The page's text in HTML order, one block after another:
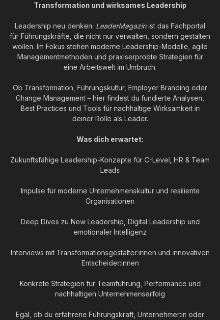
Transformation und wirksames Leadership
Leadership neu denken: LeaderMagazinist das Fachportal
für Führungskräfte, die nicht nur verwalten, sondern gestalten
wollen. Im Fokus stehen moderne Leadership-Modelle, agile
Managementmethoden und praxiserprobte Strategien für
eine Arbeitswelt im Umbruch.
Ob Transformation, Führungskultur, Employer Branding oder
Change Management – hier findest du fundierte Analysen,
Best Practices und Tools für nachhaltige Wirksamkeit in
deiner Rolle als Leader.
Was dich erwartet:
Zukunftsfähige Leadership-Konzepte für C-Level, HR & Team
Leads
Impulse für moderne Unternehmenskultur und resiliente
Organisationen
Deep Dives zu New Leadership, Digital Leadership und
emotionaler Intelligenz
Interviews mit Transformationsgestalter:innen und innovativen
Entscheider:innen
Konkrete Strategien für Teamführung, Performance und
nachhaltigen Unternehmenserfolg
Egal, ob du erfahrene Führungskraft, Unternehmer:in oder